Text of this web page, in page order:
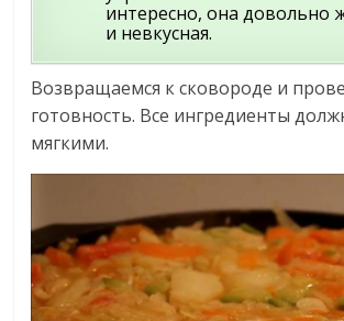
интересно, она довольно
и невкусная.
Возвращаемся к сковороде и
готовность. Все ингредиенты
мягкими.